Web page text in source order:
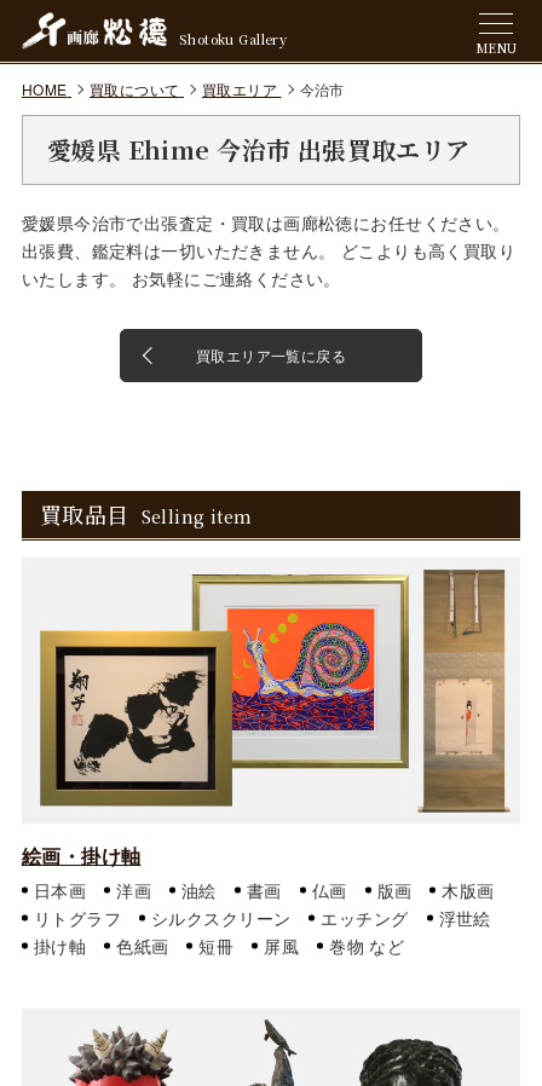
Shotoku Gallery MENU
HOME 買取について 買取エリア 今治市
愛媛県 Ehime 今治市 出張買取エリア
愛媛県今治市で出張査定・買取は画廊松徳にお任せください。
出張費、鑑定料は一切いただきません。 どこよりも高く買取り
いたします。 お気軽にご連絡ください。
買取エリア一覧に戻る
買取品目 Selling item
絵画・掛け軸
日本画 洋画 油絵 書画 仏画 版画
木版画
リトグラフ
シルクスクリーン エッチング
浮世絵
掛け軸
色紙画 短冊 屏風 巻物